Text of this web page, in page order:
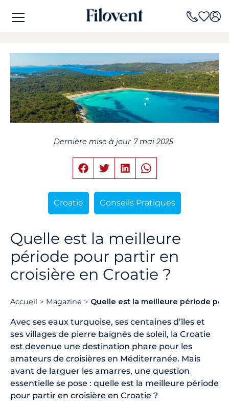
Dernière mise à jour 7 mai 2025
Croatie Conseils Pratiques
Quelle est la meilleure
période pour partir en
croisière en Croatie ?
Accueil Magazine Quelle est la meilleure période
Avec ses eaux turquoise, ses centaines d’îles et
ses villages de pierre baignés de soleil, la Croatie
est devenue une destination phare pour les
amateurs de croisières en Méditerranée. Mais
avant de larguer les amarres, une question
essentielle se pose : quelle est la meilleure période
pour partir en croisière en Croatie ?